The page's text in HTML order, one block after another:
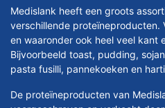
Medislank heeft een groots
verschillende proteïneproducten.
en waaronder ook heel veel kant
Bijvoorbeeld toast, pudding,
pasta fusilli, pannekoeken en
De proteïneproducten van